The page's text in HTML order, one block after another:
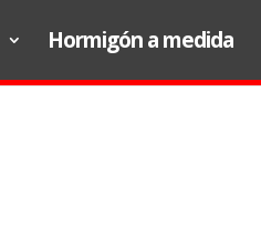
Hormigón a medida